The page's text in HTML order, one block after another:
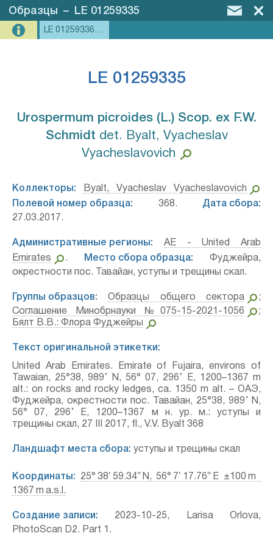
Образцы – LE 01259335
LE 01259336, LE 01259335
LE 01259335
Urospermum picroides (L.) Scop. ex F.W.
Schmidt⁣ det. Byalt, Vyacheslav
Vyacheslavovich
Коллекторы:
Byalt, Vyacheslav Vyacheslavovich
Полевой номер образца: 368. Дата сбора:
27.03.2017.
Административные регионы:
AE - United Arab
Emirates
. Место сбора образца: Фуджейра,
окрестности пос. Тавайан, уступы и трещины скал.
Группы образцов: Образцы общего сектора
;
Соглашение Минобрнауки №075-15-2021-1056
;
Бялт В.В.: Флора Фуджейры
Текст оригинальной этикетки:
United Arab Emirates. Emirate of Fujaira, environs of
Tawaian, 25°38, 989’ N, 56° 07, 296’ E, 1200–1367 m
alt.: on rocks and rocky ledges, ca. 1350 m alt. – ОАЭ,
Фуджейра, окрестности пос. Тавайан, 25°38, 989’ N,
56° 07, 296’ E, 1200–1367 м н. ур. м.: уступы и
трещины скал, 27 III 2017, fl., V.V. Byalt 368
Ландшафт места сбора: уступы и трещины скал
Координаты:
25° 38′ 59.34″ N, 56° 7′ 17.76″ E ±100 m
1367 m a.s.l.
Создание записи: 2023-10-25, Larisa Orlova,
PhotoScan D2. Part 1.